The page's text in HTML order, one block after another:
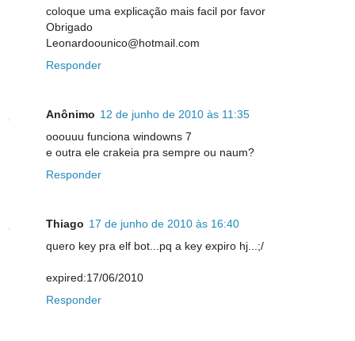
coloque uma explicação mais facil por favor
Obrigado
Leonardoounico@hotmail.com
Responder
Anônimo 12 de junho de 2010 às 11:35
ooouuu funciona windowns 7
e outra ele crakeia pra sempre ou naum?
Responder
Thiago 17 de junho de 2010 às 16:40
quero key pra elf bot...pq a key expiro hj...;/
expired:17/06/2010
Responder